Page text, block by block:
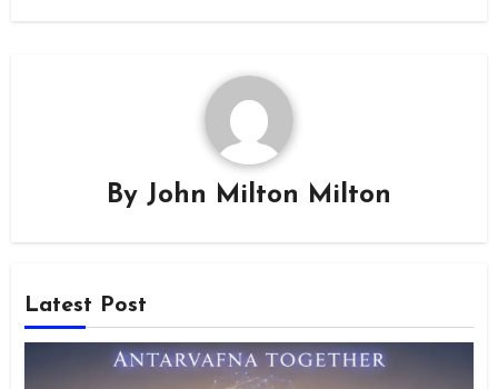
By John Milton Milton
Latest Post